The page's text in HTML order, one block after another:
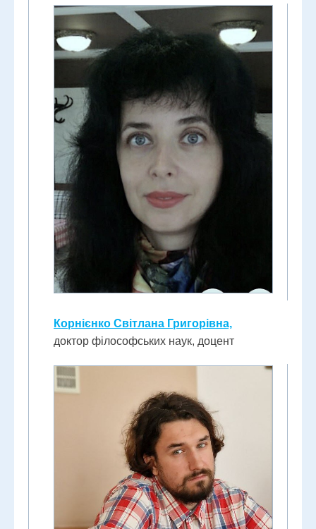
Корнієнко Світлана Григорівна,
доктор філософських наук, доцент